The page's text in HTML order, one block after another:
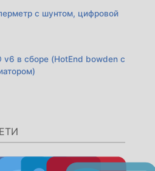
с шунтом, цифровой
v6 в сборе (HotEnd bowden с